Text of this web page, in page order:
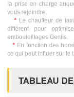
la prise en charge
vous rejoindre.
* Le chauffeur de
différent pour
embouteillages Genlis.
* En fonction des
ce qui peut influer sur le
TABLEAU